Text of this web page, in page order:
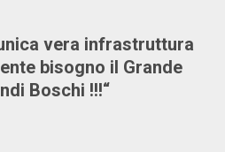
vera infrastruttura
bisogno il Grande
Boschi !!!“